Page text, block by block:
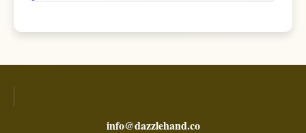
info@dazzlehand.co